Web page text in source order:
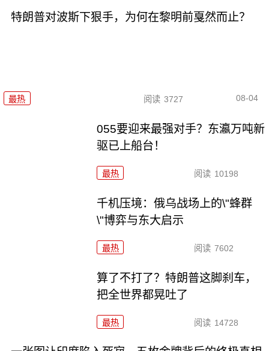
特朗普对波斯下狠手，为何在黎明前戛然而止？
最热 阅读 3727 08-04
055要迎来最强对手？东瀛万吨新
驱已上船台！
最热 阅读 10198
千机压境：俄乌战场上的\"蜂群
\"博弈与东大启示
最热 阅读 7602
算了不打了？特朗普这脚刹车，
把全世界都晃吐了
最热 阅读 14728